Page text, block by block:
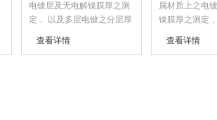
电镀层及无电解镍膜厚之测
定， 以及多层电镀之分层厚
查看详情
属材质上之电
镍膜厚之测定
金)。
查看详情